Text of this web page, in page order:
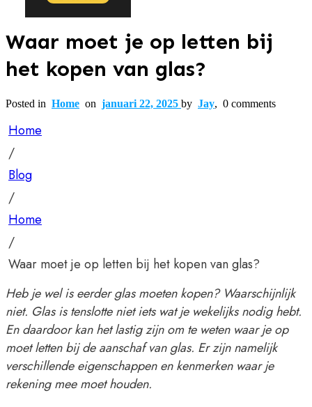
Waar moet je op letten bij
het kopen van glas?
Posted in Home on januari 22, 2025 by Jay, 0 comments
Home
/
Blog
/
Home
/
Waar moet je op letten bij het kopen van glas?
Heb je wel is eerder glas moeten kopen? Waarschijnlijk
niet. Glas is tenslotte niet iets wat je wekelijks nodig hebt.
En daardoor kan het lastig zijn om te weten waar je op
moet letten bij de aanschaf van glas. Er zijn namelijk
verschillende eigenschappen en kenmerken waar je
rekening mee moet houden.